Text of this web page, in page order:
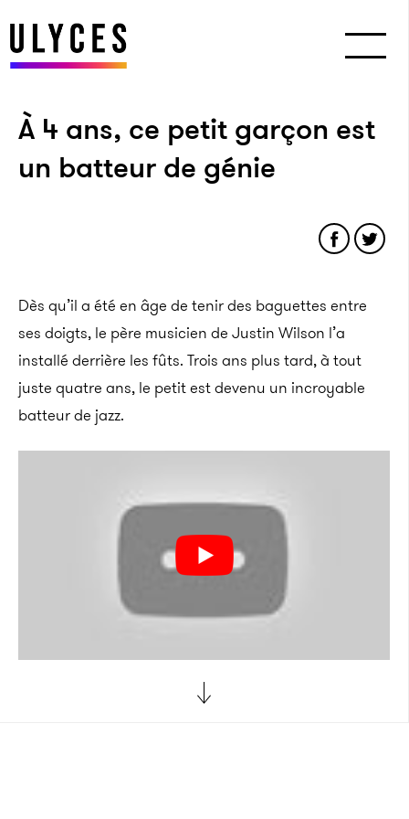
À 4 ans, ce petit garçon est
un batteur de génie
Dès qu’il a été en âge de tenir des baguettes entre
ses doigts, le père musicien de Justin Wilson l’a
installé derrière les fûts. Trois ans plus tard, à tout
juste quatre ans, le petit est devenu un incroyable
batteur de jazz.